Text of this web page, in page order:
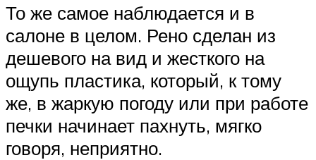
То же самое наблюдается и в
салоне в целом. Рено сделан из
дешевого на вид и жесткого на
ощупь пластика, который, к тому
же, в жаркую погоду или при работе
печки начинает пахнуть, мягко
говоря, неприятно.